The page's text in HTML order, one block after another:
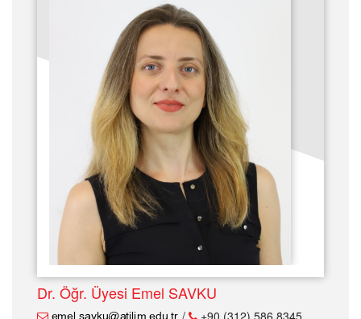
Dr. Öğr. Üyesi Emel SAVKU
/ +90 (312) 586 8345